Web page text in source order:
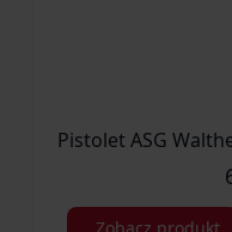
Pistolet ASG